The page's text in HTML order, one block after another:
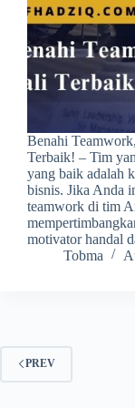
Benahi
Terbaik! – Tim
yang baik adalah
bisnis. Jika Anda
teamwork di tim
motivator handal
Tobma
PREV